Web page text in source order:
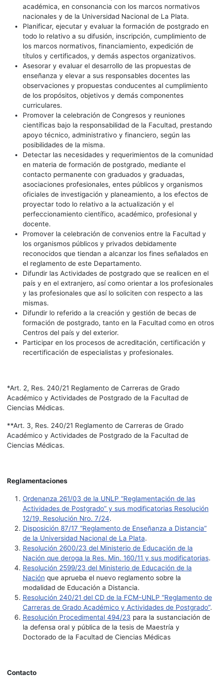
académica, en consonancia con los marcos normativos
nacionales y de la Universidad Nacional de La Plata.
Planificar, ejecutar y evaluar la formación de postgrado en
todo lo relativo a su difusión, inscripción, cumplimiento de
los marcos normativos, financiamiento, expedición de
títulos y certificados, y demás aspectos organizativos.
Asesorar y evaluar el desarrollo de las propuestas de
enseñanza y elevar a sus responsables docentes las
observaciones y propuestas conducentes al cumplimiento
de los propósitos, objetivos y demás componentes
curriculares.
Promover la celebración de Congresos y reuniones
científicas bajo la responsabilidad de la Facultad, prestando
apoyo técnico, administrativo y financiero, según las
posibilidades de la misma.
Detectar las necesidades y requerimientos de la comunidad
en materia de formación de postgrado, mediante el
contacto permanente con graduados y graduadas,
asociaciones profesionales, entes públicos y organismos
oficiales de investigación y planeamiento, a los efectos de
proyectar todo lo relativo a la actualización y el
perfeccionamiento científico, académico, profesional y
docente.
Promover la celebración de convenios entre la Facultad y
los organismos públicos y privados debidamente
reconocidos que tiendan a alcanzar los fines señalados en
el reglamento de este Departamento.
Difundir las Actividades de postgrado que se realicen en el
país y en el extranjero, así como orientar a los profesionales
y las profesionales que así lo soliciten con respecto a las
mismas.
Difundir lo referido a la creación y gestión de becas de
formación de postgrado, tanto en la Facultad como en otros
Centros del país y del exterior.
Participar en los procesos de acreditación, certificación y
recertificación de especialistas y profesionales.
*Art. 2, Res. 240/21 Reglamento de Carreras de Grado
Académico y Actividades de Postgrado de la Facultad de
Ciencias Médicas.
**Art. 3, Res. 240/21 Reglamento de Carreras de Grado
Académico y Actividades de Postgrado de la Facultad de
Ciencias Médicas.
Reglamentaciones
Ordenanza 261/03 de la UNLP “Reglamentación de las
Actividades de Postgrado” y sus modificatorias Resolución
12/19, Resolución Nro. 7/24.
Disposición 87/17 “Reglamento de Enseñanza a Distancia”
de la Universidad Nacional de La Plata.
Resolución 2600/23 del Ministerio de Educación de la
Nación que deroga la Res. Min. 160/11 y sus modificatorias.
Resolución 2599/23 del Ministerio de Educación de la
Nación que aprueba el nuevo reglamento sobre la
modalidad de Educación a Distancia.
Resolución 240/21 del CD de la FCM-UNLP “Reglamento de
Carreras de Grado Académico y Actividades de Postgrado”.
Resolución Procedimental 494/23 para la sustanciación de
la defensa oral y pública de la tesis de Maestría y
Doctorado de la Facultad de Ciencias Médicas
Contacto